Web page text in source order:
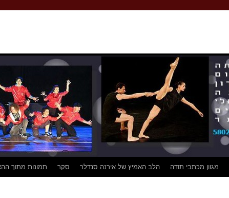
מגוון מכתבי תודה הלב האמיץ של אירנה סנדלר סקר תמונות מתוך